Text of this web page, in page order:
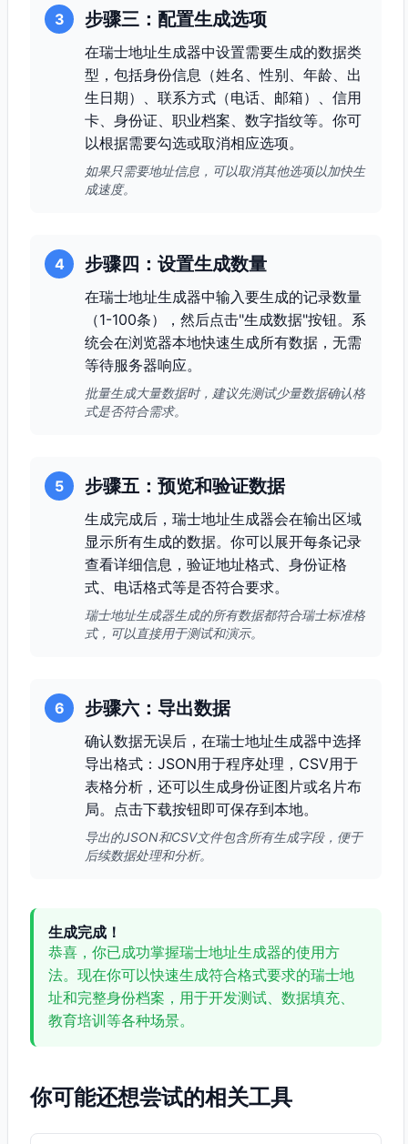
3 步骤三：配置生成选项
在瑞士地址生成器中设置需要生成的数据类
型，包括身份信息（姓名、性别、年龄、出
生日期）、联系方式（电话、邮箱）、信用
卡、身份证、职业档案、数字指纹等。你可
以根据需要勾选或取消相应选项。
如果只需要地址信息，可以取消其他选项以加快生
成速度。
4 步骤四：设置生成数量
在瑞士地址生成器中输入要生成的记录数量
（1-100条），然后点击"生成数据"按钮。系
统会在浏览器本地快速生成所有数据，无需
等待服务器响应。
批量生成大量数据时，建议先测试少量数据确认格
式是否符合需求。
5 步骤五：预览和验证数据
生成完成后，瑞士地址生成器会在输出区域
显示所有生成的数据。你可以展开每条记录
查看详细信息，验证地址格式、身份证格
式、电话格式等是否符合要求。
瑞士地址生成器生成的所有数据都符合瑞士标准格
式，可以直接用于测试和演示。
6 步骤六：导出数据
确认数据无误后，在瑞士地址生成器中选择
导出格式：JSON用于程序处理，CSV用于
表格分析，还可以生成身份证图片或名片布
局。点击下载按钮即可保存到本地。
导出的JSON和CSV文件包含所有生成字段，便于
后续数据处理和分析。
生成完成！
恭喜，你已成功掌握瑞士地址生成器的使用方
法。现在你可以快速生成符合格式要求的瑞士地
址和完整身份档案，用于开发测试、数据填充、
教育培训等各种场景。
你可能还想尝试的相关工具